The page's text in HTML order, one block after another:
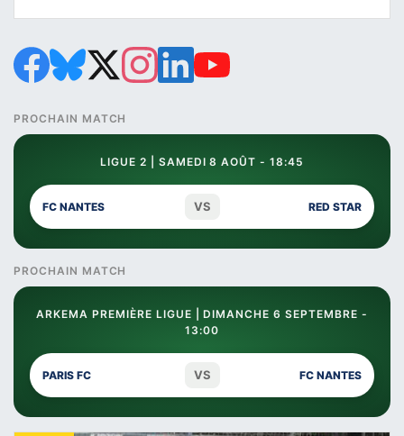
PROCHAIN MATCH
LIGUE 2 | SAMEDI 8 AOÛT - 18:45
FC NANTES VS RED STAR
PROCHAIN MATCH
ARKEMA PREMIÈRE LIGUE | DIMANCHE 6 SEPTEMBRE -
13:00
PARIS FC VS FC NANTES